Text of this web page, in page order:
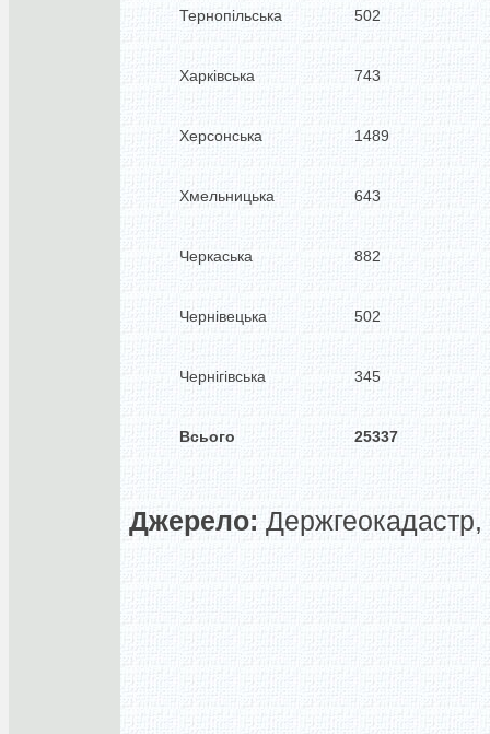
Тернопільська 502
Харківська 743
Херсонська 1489
Хмельницька 643
Черкаська 882
Чернівецька 502
Чернігівська 345
Всього 25337
Джерело: